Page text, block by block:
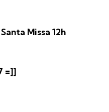
Missa 12h
=]]